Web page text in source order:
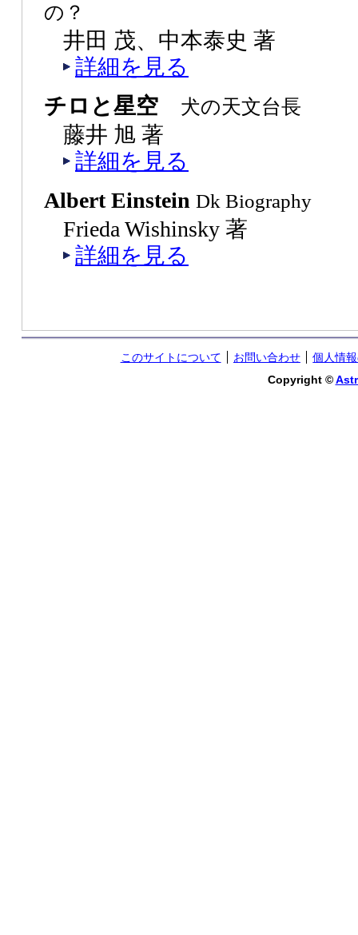
の？
井田 茂、中本泰史 著
詳細を見る
チロと星空
犬の天文台長
藤井 旭 著
詳細を見る
Albert Einstein Dk Biography
Frieda Wishinsky 著
詳細を見る
このサイトについて お問い合わせ
個人情
Copyright ©